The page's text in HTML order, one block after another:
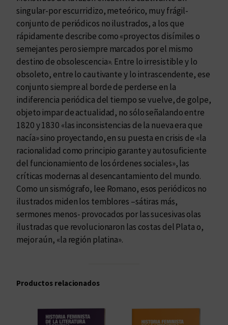
a
r
a
z
ó
n
c
a
n
t
i
d
a
d
singular-por escurridizo, meteórico, muy frágil-
conjunto de periódicos no ilustrados, a los que
rápidamente describe como «proyectos disímiles o
semejantes pero siempre marcados por el mismo
destino de obsolescencia». Entre lo irresistible y lo
obsoleto, entre lo cautivante y lo intrascendente, ese
conjunto siempre al borde de perderse en la
indiferencia periódica del tiempo se vuelve, de golpe,
objeto impar de actualidad, no sólo señalando entre
1820 y 1830 «las inconsistencias de la nueva era que
nacía» sino proyectando, en su puesta en crisis de «la
racionalidad como principio garante y autosuficiente
del funcionamiento de los órdenes sociales», las
críticas modernas al desencantamiento del mundo.
Como un sismógrafo, lee Romano, esos periódicos no
ilustrados miden los temblores –sátiras más,
sermones menos- provocados por las sucesivas olas
ilustradas que revolucionaron las costas del Plata o,
mejor aún, «la región platina».
Productos relacionados